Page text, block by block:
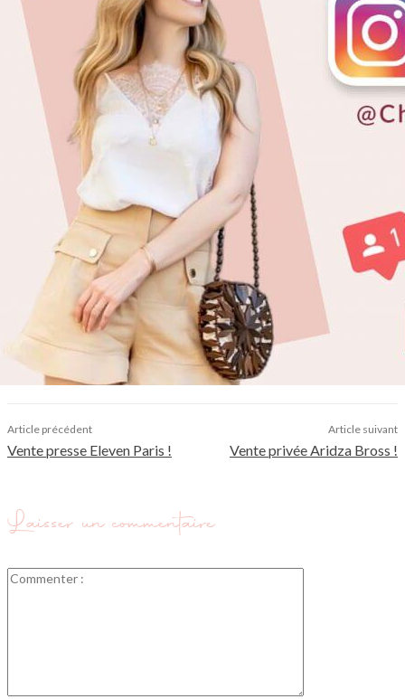
Article précédent
Vente presse Eleven Paris !
Article suivant
Vente privée Aridza Bross !
Laisser un commentaire